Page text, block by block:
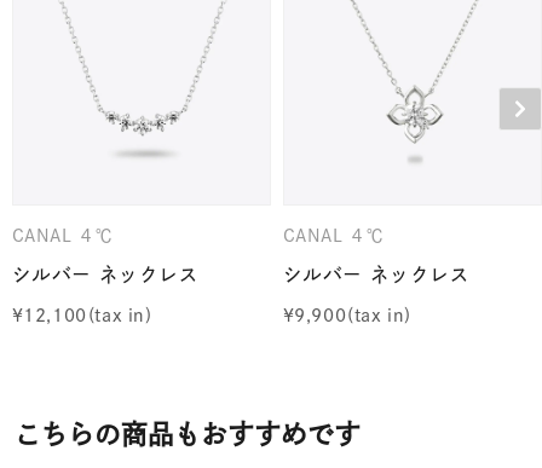
CANAL ４℃
シルバー ネックレス
¥12,100
CANAL ４℃
シルバー ネックレス
¥9,900
こちらの商品もおすすめです